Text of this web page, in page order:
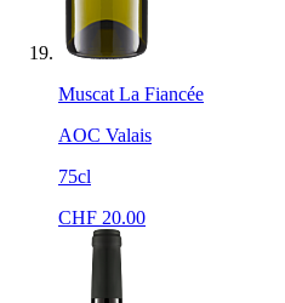
Muscat La Fiancée
AOC Valais
75cl
CHF 20.00